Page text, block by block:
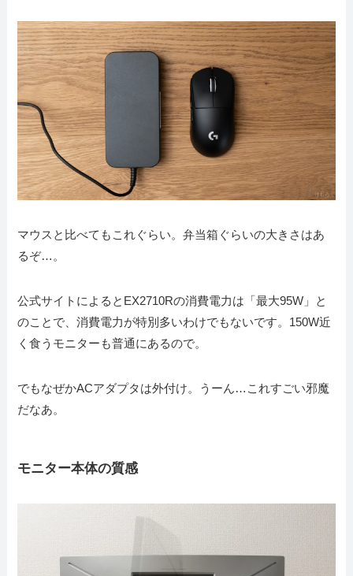
マウスと比べてもこれぐらい。弁当箱ぐらいの大きさはあ
るぞ…。
公式サイトによるとEX2710Rの消費電力は「最大95W」と
のことで、消費電力が特別多いわけでもないです。150W近
く食うモニターも普通にあるので。
でもなぜかACアダプタは外付け。うーん…これすごい邪魔
だなあ。
モニター本体の質感